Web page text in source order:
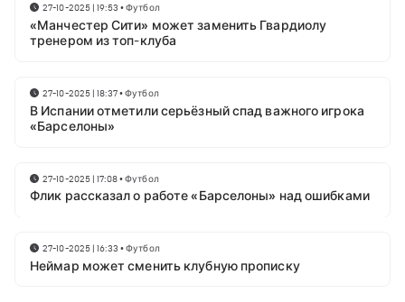
27-10-2025 | 19:53 •Футбол
«Манчестер Сити» может заменить Гвардиолу
тренером из топ-клуба
27-10-2025 | 18:37•Футбол
В Испании отметили серьёзный спад важного игрока
«Барселоны»
27-10-2025 | 17:08•Футбол
Флик рассказал о работе «Барселоны» над ошибками
27-10-2025 | 16:33 •Футбол
Неймар может сменить клубную прописку